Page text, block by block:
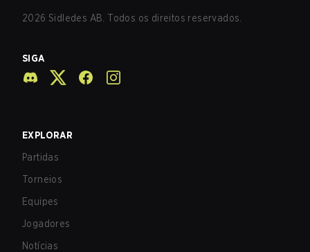
2026 Sidledes AB. Todos os direitos reservados.
SIGA
EXPLORAR
Partidas
Torneios
Equipes
Jogadores
Notícias